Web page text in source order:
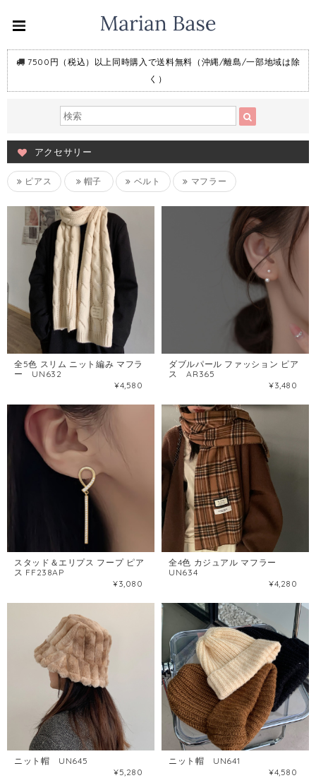
7500円（税込）以上同時購入で送料無料（沖縄/離島/一部地域は除
く）
アクセサリー
ピアス 帽子 ベルト マフラー
全5色 スリム ニット編み マフラ
ー UN632
¥4,580
ダブルパール ファッション ピア
ス AR365
¥3,480
スタッド＆エリプス フープ ピア
ス FF238AP
¥3,080
全4色 カジュアル マフラー
UN634
¥4,280
ニット帽 UN645
¥5,280
ニット帽 UN641
¥4,580